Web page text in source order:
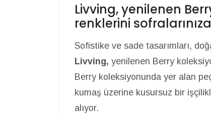
Livving, yenilenen
renklerini
Sofistike ve sade tasarımları,
Livving, yenilenen Berry
Berry koleksiyonunda yer alan
kumaş üzerine kusursuz bir
alıyor.